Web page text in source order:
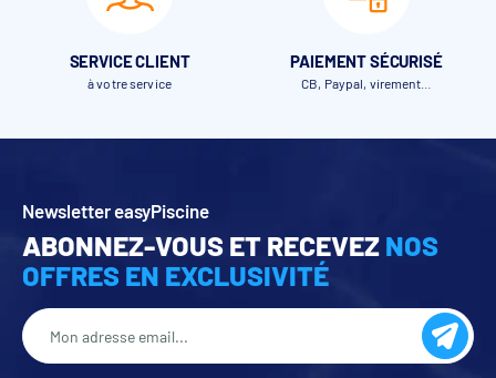
SERVICE CLIENT
à votre service
PAIEMENT SÉCURISÉ
CB, Paypal, virement…
Newsletter easyPiscine
ABONNEZ-VOUS ET RECEVEZ NOS
OFFRES EN EXCLUSIVITÉ